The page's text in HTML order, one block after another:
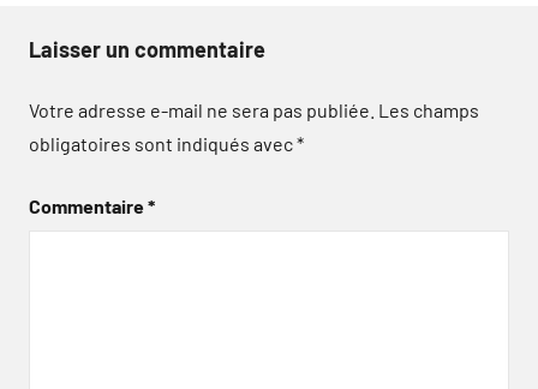
Laisser un commentaire
Votre adresse e-mail ne sera pas publiée. Les champs
obligatoires sont indiqués avec*
Commentaire*